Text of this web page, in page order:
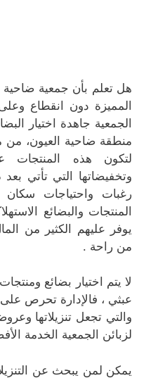
هل تعلم بأن جمعية
المميزة دون انقطاع
الجمعية جاهدة اختيار
منطقة ضاحية العيون، من
لتكون هذه
وتخفيضاتها التي تأتي
رغبات واحتياجات
المنتجات والبضائع
يوفر عليهم الكثير من
من راحة .
لا يتم اختيار بضائع
عبثي ، فالإدارة تحرص على
والتي تجعل تنزيلاتها
لزبائن الجمعية الخدمة
يمكن لمن يبحث عن